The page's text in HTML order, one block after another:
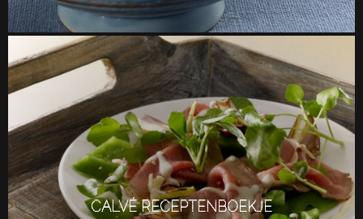
CALVÉ RECEPTENBOEKJE